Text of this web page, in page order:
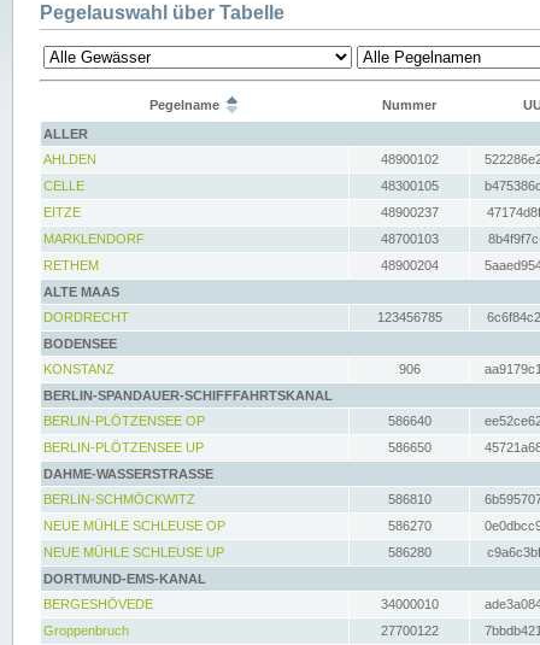
Pegelauswahl über Tabelle
Pegelname Nummer
ALLER
AHLDEN
48900102
CELLE
48300105
EITZE
48900237
MARKLENDORF
48700103
RETHEM
48900204
ALTE MAAS
DORDRECHT
123456785
BODENSEE
KONSTANZ
906
BERLIN-SPANDAUER-SCHIFFFAHRTSKANAL
BERLIN-PLÖTZENSEE OP
586640
BERLIN-PLÖTZENSEE UP
586650
DAHME-WASSERSTRASSE
BERLIN-SCHMÖCKWITZ
586810
NEUE MÜHLE SCHLEUSE OP
586270
NEUE MÜHLE SCHLEUSE UP
586280
DORTMUND-EMS-KANAL
BERGESHÖVEDE
34000010
Groppenbruch
27700122